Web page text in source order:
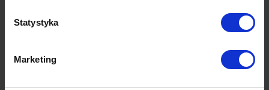
Statystyka
Marketing